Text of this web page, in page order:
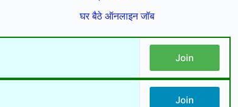
घर बैठे ऑनलाइन जॉब
Join
Join